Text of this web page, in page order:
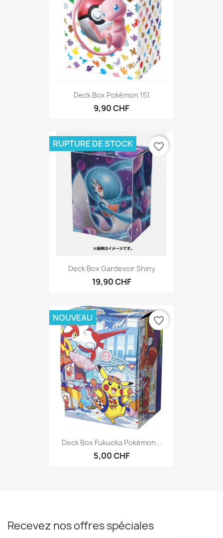
Deck Box Pokémon 151
9,90 CHF
Deck Box Gardevoir Shiny
19,90 CHF
RUPTURE DE STOCK favorite_border
Deck Box Fukuoka Pokémon...
5,00 CHF
NOUVEAU favorite_border
Recevez nos offres spéciales